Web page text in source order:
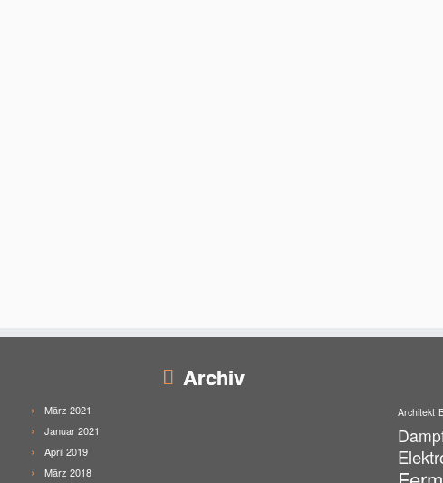
Archiv
März 2021
Januar 2021
April 2019
März 2018
Architekt